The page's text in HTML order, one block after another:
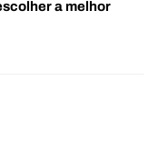
a melhor